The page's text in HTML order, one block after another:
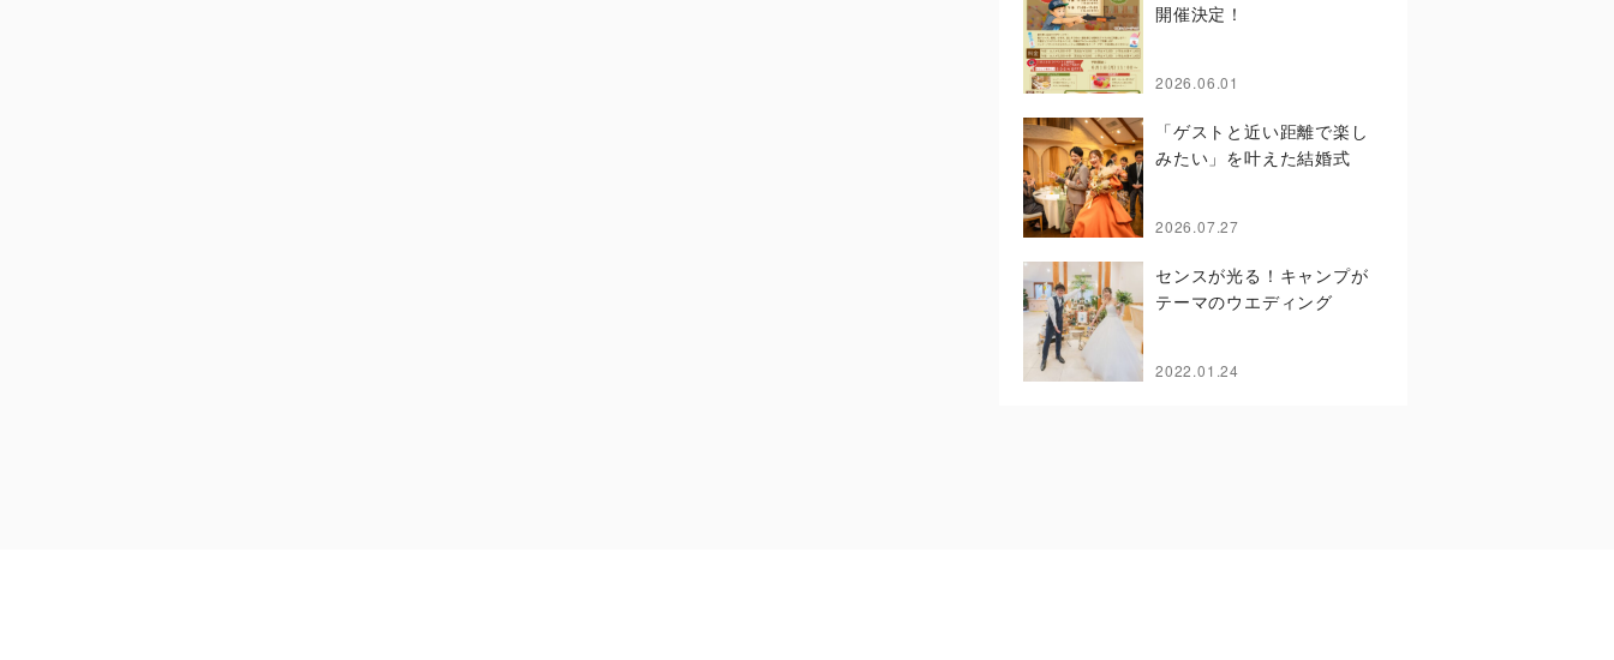
開催決定！
2026.06.01
「ゲストと近い距離で楽し
みたい」を叶えた結婚式
2026.07.27
センスが光る！キャンプが
テーマのウエディング
2022.01.24